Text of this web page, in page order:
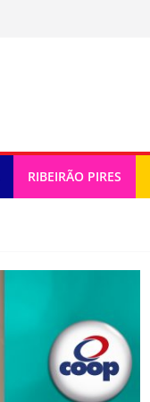
RIBEIRÃO PIRES